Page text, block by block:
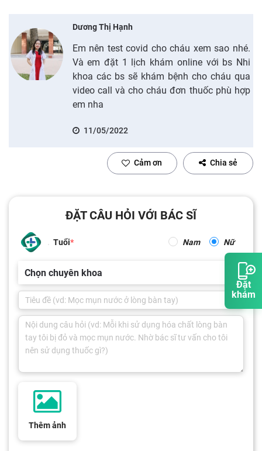
Đặt
khám
Dương Thị Hạnh
Em nên test covid cho cháu xem sao nhé.
Và em đặt 1 lịch khám online với bs Nhi
khoa các bs sẽ khám bệnh cho cháu qua
video call và cho cháu đơn thuốc phù hợp
em nha
11/05/2022
Cảm ơn Chia sẻ
ĐẶT CÂU HỎI VỚI BÁC SĨ
Tuổi Nam Nữ
Chọn chuyên khoa
Thêm ảnh